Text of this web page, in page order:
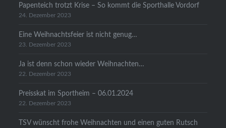
Papenteich trotzt Krise – So kommt die Sporthalle Vordorf
24. Dezember 2023
Eine Weihnachtsfeier ist nicht genug…
23. Dezember 2023
Ja ist denn schon wieder Weihnachten…
22. Dezember 2023
Preisskat im Sportheim – 06.01.2024
22. Dezember 2023
TSV wünscht frohe Weihnachten und einen guten Rutsch